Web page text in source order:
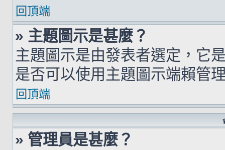
回頂端
» 主題圖示是甚麼？
主題圖示是由發表者選定，它
是否可以使用主題圖示端賴管
回頂端
» 管理員是甚麼？